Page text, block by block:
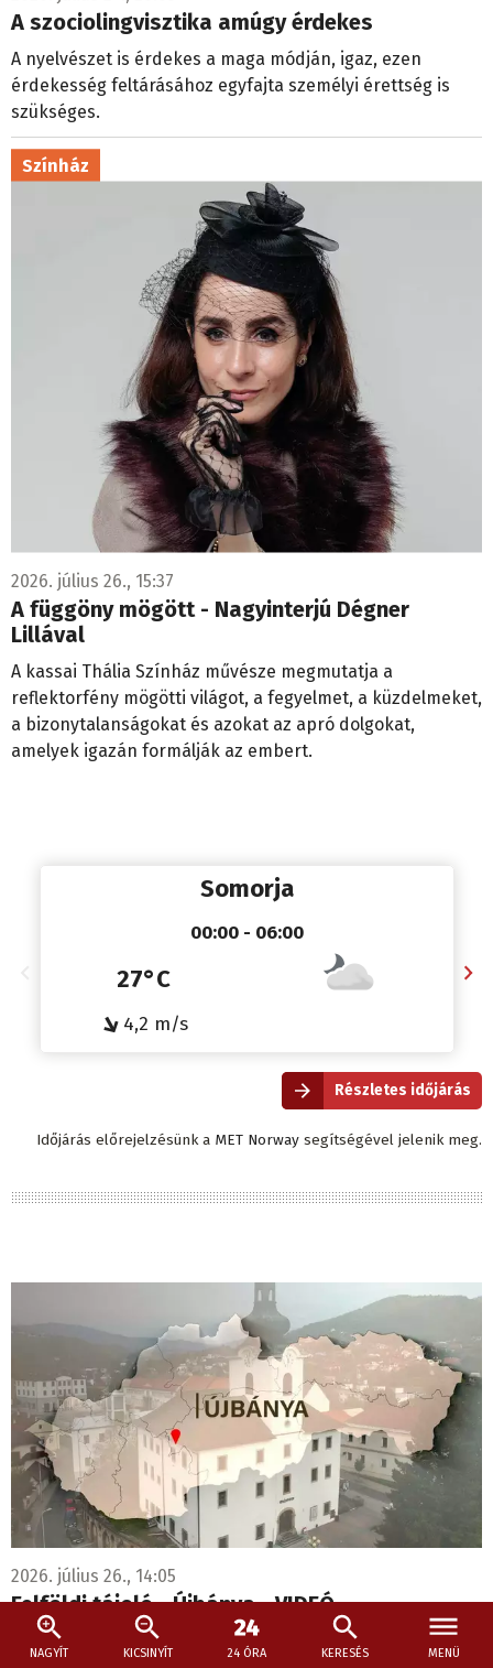
NAGYÍT KICSINYÍT 24 ÓRA KERESÉS MENÜ
A szociolingvisztika amúgy érdekes
A nyelvészet is érdekes a maga módján, igaz, ezen
érdekesség feltárásához egyfajta személyi érettség is
szükséges.
Színház
2026. július 26., 15:37
A függöny mögött - Nagyinterjú Dégner
Lillával
A kassai Thália Színház művésze megmutatja a
reflektorfény mögötti világot, a fegyelmet, a küzdelmeket,
a bizonytalanságokat és azokat az apró dolgokat,
amelyek igazán formálják az embert.
Somorja
00:00 - 06:00
27°C
↓4,2 m/s
Részletes időjárás
Időjárás előrejelzésünk a MET Norway segítségével jelenik meg.
2026. július 26., 14:05
Felföldi tájoló - Újbánya - VIDEÓ
A középkorban a hét királyi bányaváros egyike volt.